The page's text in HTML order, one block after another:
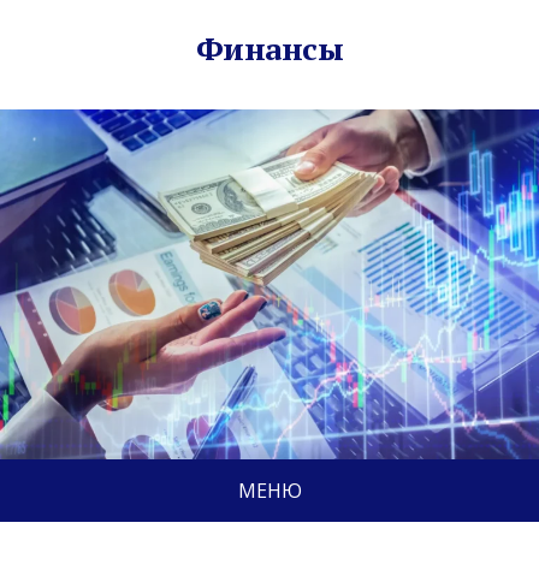
Финансы
МЕНЮ